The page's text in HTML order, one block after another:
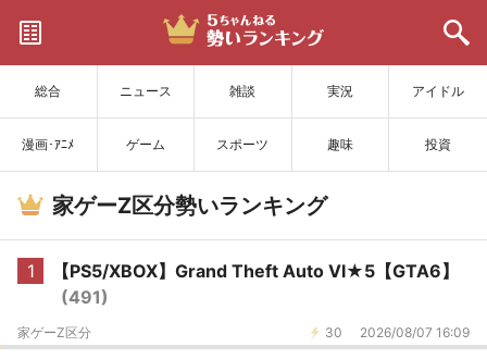
総合 ニュース 雑談 実況 アイドル
漫画･ｱﾆﾒ ゲーム スポーツ 趣味 投資
サイトを更新
家ゲーZ区分勢いランキング
1
【PS5/XBOX】Grand Theft Auto Ⅵ★5【GTA6】
(491)
30 2026/08/07 16:09
家ゲーZ区分